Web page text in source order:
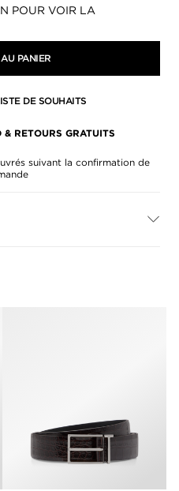
POUR VOIR LA
PANIER
DE SOUHAITS
RETOURS GRATUITS
suivant la confirmation de